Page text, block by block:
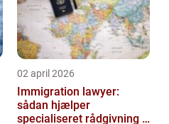
02 april 2026
Immigration lawyer:
sådan hjælper
specialiseret rådgivning i